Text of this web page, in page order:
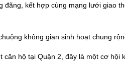
đãng, kết hợp cùng mạng lưới giao
không gian sinh hoạt chung
hộ tại Quận 2, đây là một cơ hội